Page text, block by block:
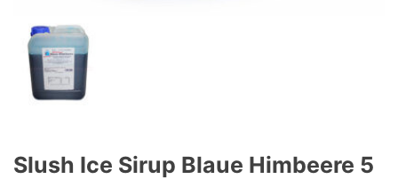
Slush Ice Sirup Blaue Himbeere 5